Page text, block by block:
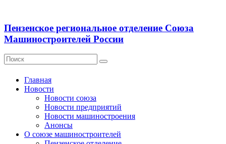
Пензенское региональное отделение Союза
Машиностроителей России
Главная
Новости
Новости союза
Новости предприятий
Новости машиностроения
Анонсы
О союзе машиностроителей